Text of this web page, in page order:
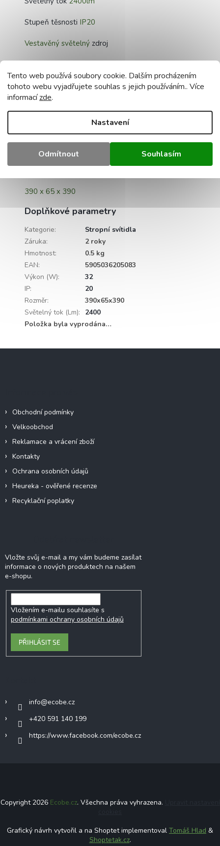
Tento web používá soubory cookie. Dalším procházením
tohoto webu vyjadřujete souhlas s jejich používáním.. Více
informacízde.
Nastavení
Odmítnout Souhlasím
Stupeň těsnosti IP20
Vestavěný světelný zdroj
Barva pouzdraBílá/Černá
PF>0,9
390 x 65 x 390
Doplňkové parametry
Kategorie:
Stropní svítidla
Záruka:
2 roky
Hmotnost:
0.5 kg
EAN:
5905036205083
Výkon (W):
32
IP:
20
Rozměr:
390x65x390
Světelný tok (Lm):
2400
Položka byla vyprodána…
Obchodní podmínky
Velkoobchod
Reklamace a vrácení zboží
Kontakty
Ochrana osobních údajů
Heureka - ověřené recenze
Recyklační poplatky
Vložte svůj e-mail a my vám budeme zasílat
informace o nových produktech na našem
e-shopu.
Vložením e-mailu souhlasíte s
podmínkami ochrany osobních údajů
PŘIHLÁSIT SE
info@ecobe.cz
+420 591 140 199
https://www.facebook.com/ecobe.cz
Copyright 2026 Ecobe.cz. Všechna práva vyhrazena.
Grafický návrh vytvořil a na Shoptet implementoval Tomáš Hlad &
Shoptetak.cz.